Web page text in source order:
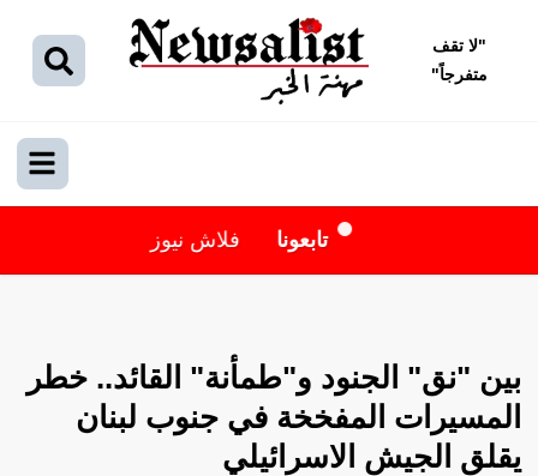
"لا تقف
متفرجاً"
تابعونا فلاش نيوز
بين "نق" الجنود و"طمأنة" القائد.. خطر
المسيرات المفخخة في جنوب لبنان
يقلق الجيش الاسرائيلي